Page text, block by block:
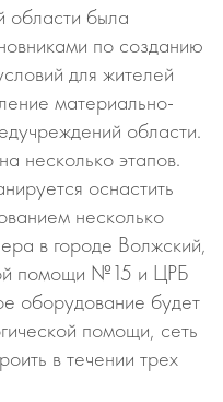
области была
по созданию
для жителей
материально-
области.
несколько этапов.
оснастить
несколько
в городе Волжский,
помощи №15 и ЦРБ
оборудование будет
помощи, сеть
в течении трех